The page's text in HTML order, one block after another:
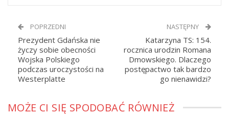
POPRZEDNI
Prezydent Gdańska nie
życzy sobie obecności
Wojska Polskiego
podczas uroczystości na
Westerplatte
NASTĘPNY
Katarzyna TS: 154.
rocznica urodzin Romana
Dmowskiego. Dlaczego
postępactwo tak bardzo
go nienawidzi?
MOŻE CI SIĘ SPODOBAĆ RÓWNIEŻ